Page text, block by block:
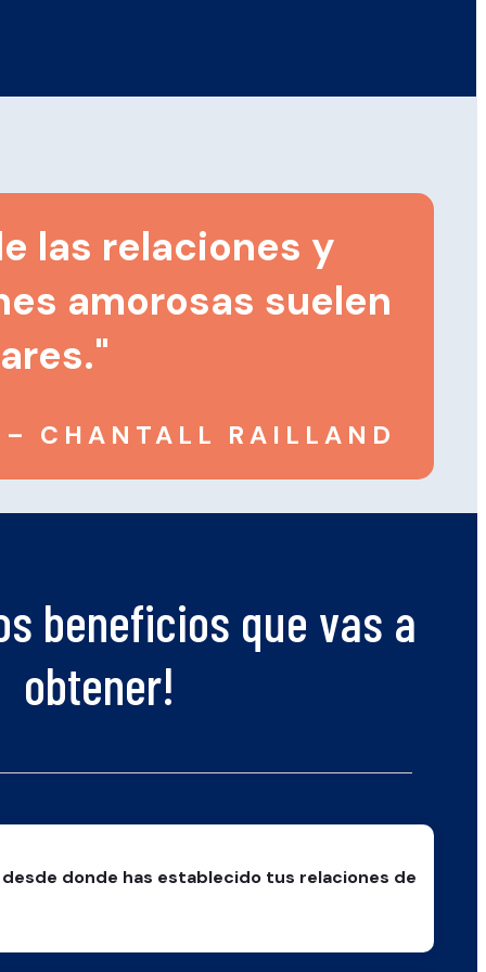
las relaciones y
amorosas suelen
– CHANTALL RAILLAND
beneficios que vas a
obtener!
donde has establecido tus relaciones de